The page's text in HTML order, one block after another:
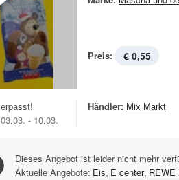
Preis: € 0,55
03.03. - 10.03.
Händler: Mix Markt
Dieses Angebot ist leider nicht mehr
Aktuelle Angebote: Eis, E center, REWE